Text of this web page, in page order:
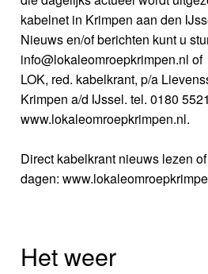
kabelnet in Krimpen aan den
Nieuws en/of berichten kunt u
info@lokaleomroepkrimpen.nl of
LOK, red. kabelkrant, p/a
Krimpen a/d IJssel. tel. 0180
www.lokaleomroepkrimpen.nl.
Direct kabelkrant nieuws lezen
dagen:
Het weer